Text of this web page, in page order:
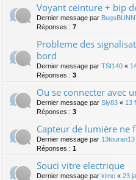
Voyant ceinture + bip
Dernier message par
Réponses : 7
Probleme des
bord
Dernier message par TSI140 «
Réponses : 3
Ou se connecter avec
Dernier message par Sly83 « 13
Réponses : 3
Capteur de lumière ne
Dernier message par 13touran13
Réponses : 1
Souci vitre electrique
Dernier message par kimo « 23